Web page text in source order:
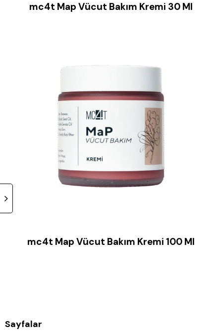
mc4t Map Vücut Bakım Kremi 30 Ml
mc4t Map Vücut Bakım Kremi 100 Ml
Sayfalar